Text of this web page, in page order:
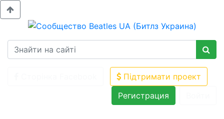
Підтримати проект
Регистрация